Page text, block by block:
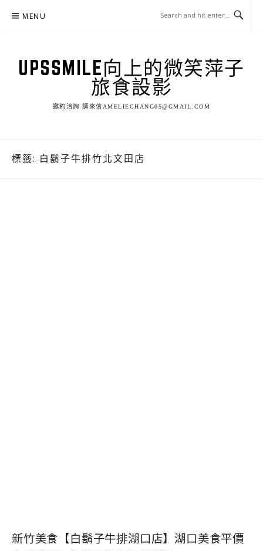
MENU
UPSSMILE向上的微笑萍子
旅食設影
邀約洽詢 請來信AMELIECHANG05@GMAIL.COM
標籤: 白鬍子牛排竹北文田店
新竹美食【白鬍子牛排湖口店】湖口美食平價